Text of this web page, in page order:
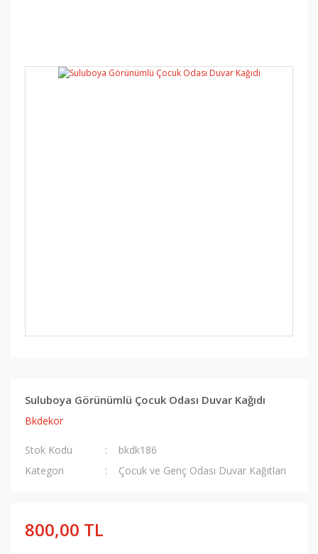
Suluboya Görünümlü Çocuk Odası Duvar Kağıdı
Bkdekor
Stok Kodu
bkdk186
Kategori
Çocuk ve Genç Odası Duvar Kağıtları
800,00 TL